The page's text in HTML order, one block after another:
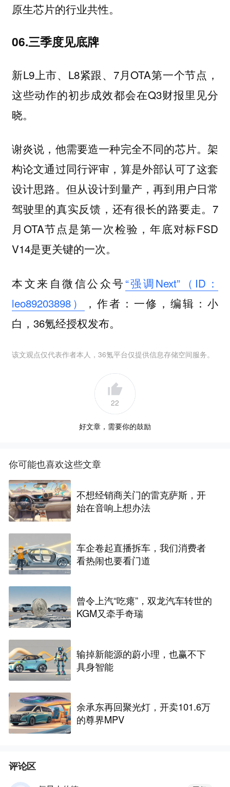
原生芯片的行业共性。
06.三季度见底牌
新L9上市、L8紧跟、7月OTA第一个节点，
这些动作的初步成效都会在Q3财报里见分
晓。
谢炎说，他需要造一种完全不同的芯片。架
构论文通过同行评审，算是外部认可了这套
设计思路。但从设计到量产，再到用户日常
驾驶里的真实反馈，还有很长的路要走。7
月OTA节点是第一次检验，年底对标FSD
V14是更关键的一次。
本文来自微信公众号“强调Next”（ID：
leo89203898）
，作者：一修，编辑：小
白，36氪经授权发布。
该文观点仅代表作者本人，36氪平台仅提供信息存储空间服务。
22
好文章，需要你的鼓励
你可能也喜欢这些文章
不想经销商关门的雷克萨斯，开
始在音响上想办法
车企卷起直播拆车，我们消费者
看热闹也要看门道
曾令上汽“吃瘪”，双龙汽车转世的
KGM又牵手奇瑞
输掉新能源的蔚小理，也赢不下
具身智能
余承东再回聚光灯，开卖101.6万
的尊界MPV
评论区